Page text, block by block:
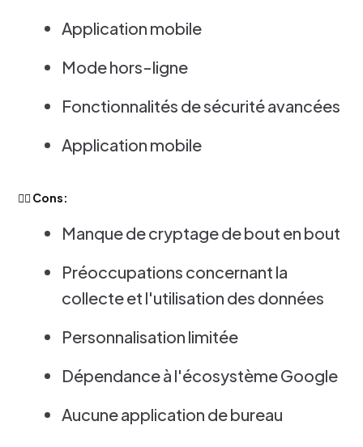
Application mobile
Mode hors-ligne
Fonctionnalités de sécurité avancées
Application mobile
👎🏻 Cons:
Manque de cryptage de bout en bout
Préoccupations concernant la
collecte et l'utilisation des données
Personnalisation limitée
Dépendance à l'écosystème Google
Aucune application de bureau